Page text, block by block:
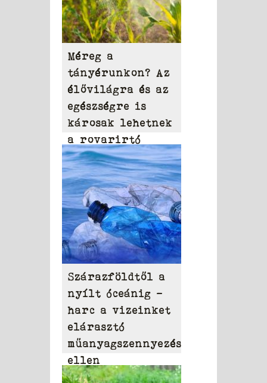
Méreg a
tányérunkon? Az
élővilágra és az
egészségre is
károsak lehetnek
a rovarirtó
szerek
Szárazföldtől a
nyílt óceánig –
harc a vizeinket
elárasztó
műanyagszennyezés
ellen